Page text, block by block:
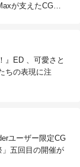
が支えたCG制
』ED 、可愛さと
ちの表現に注
ユーザー限定CG
五回目の開催が